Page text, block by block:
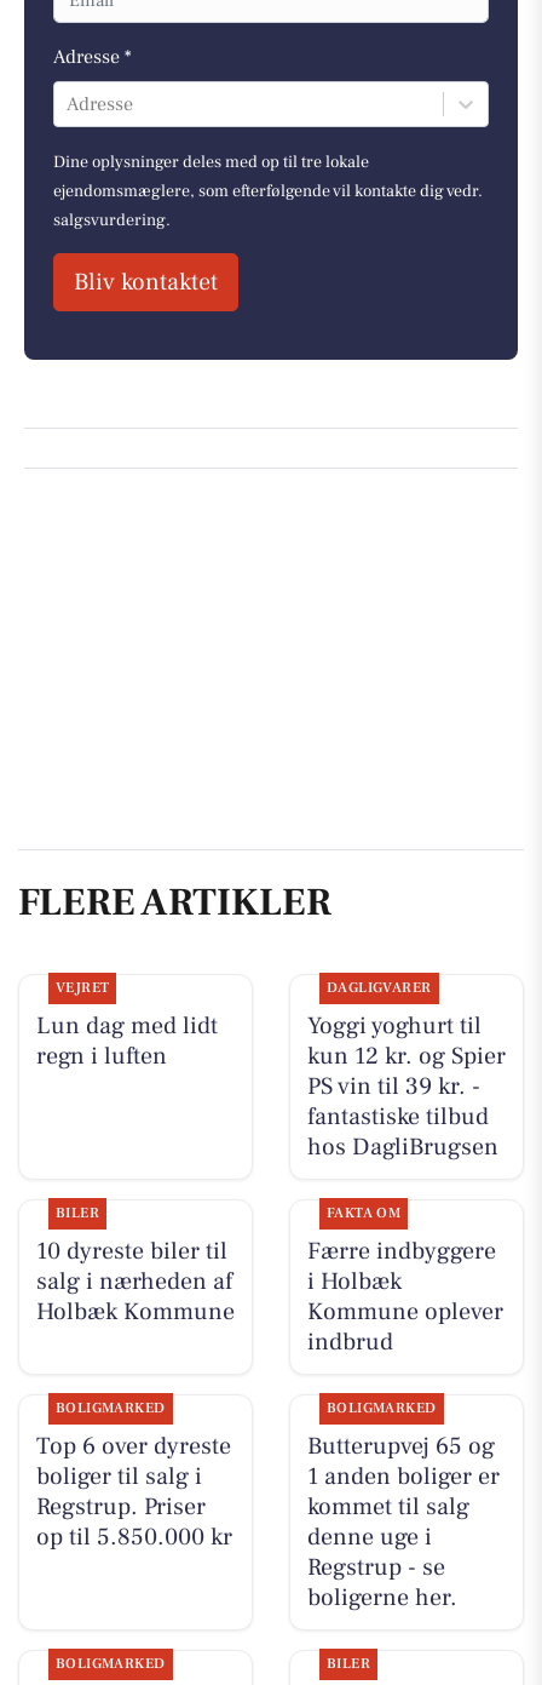
Adresse *
Adresse
Dine oplysninger deles med op til tre lokale
ejendomsmæglere, som efterfølgende vil kontakte dig vedr.
salgsvurdering.
Bliv kontaktet
FLERE ARTIKLER
VEJRET
Lun dag med lidt
regn i luften
DAGLIGVARER
Yoggi yoghurt til
kun 12 kr. og Spier
PS vin til 39 kr. -
fantastiske tilbud
hos DagliBrugsen
BILER
10 dyreste biler til
salg i nærheden af
Holbæk Kommune
FAKTA OM
Færre indbyggere
i Holbæk
Kommune oplever
indbrud
BOLIGMARKED
Top 6 over dyreste
boliger til salg i
Regstrup. Priser
op til 5.850.000 kr
BOLIGMARKED
Butterupvej 65 og
1 anden boliger er
kommet til salg
denne uge i
Regstrup - se
boligerne her.
BOLIGMARKED BILER